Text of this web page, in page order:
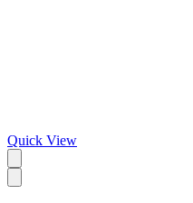
Quick View